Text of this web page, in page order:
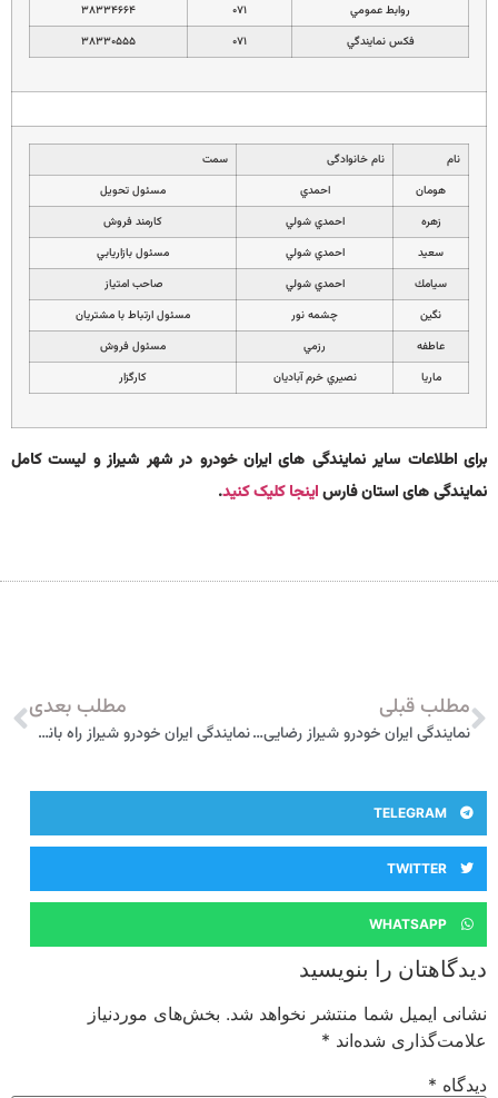
روابط عمومي
۰۷۱
۳۸۳۳۴۶۶۴
فكس نمايندگي
۰۷۱ ۳۸۳۳۰۵۵۵
نام نام خانوادگی
سمت
هومان
احمدي
مسئول تحويل
زهره
احمدي شولي
كارمند فروش
سعيد
احمدي شولي
مسئول بازاريابي
سيامك
احمدي شولي
صاحب امتياز
نگين
چشمه نور
مسئول ارتباط با مشتريان
عاطفه
رزمي
مسئول فروش
ماريا
نصيري خرم آباديان كارگزار
برای اطلاعات سایر نمایندگی های ایران خودرو در شهر شیراز و لیست کامل
نمایندگی های استان فارساینجا کلیک کنید.
مطلب قبلی
نمایندگی ایران خودرو شیراز رضایی 2257
مطلب بعدی
نمایندگی ایران خودرو شیراز راه بانی 2247
TELEGRAM
TWITTER
WHATSAPP
دیدگاهتان را بنویسید
نشانی ایمیل شما منتشر نخواهد شد. بخش‌های موردنیاز
علامت‌گذاری شده‌اند*
دیدگاه*